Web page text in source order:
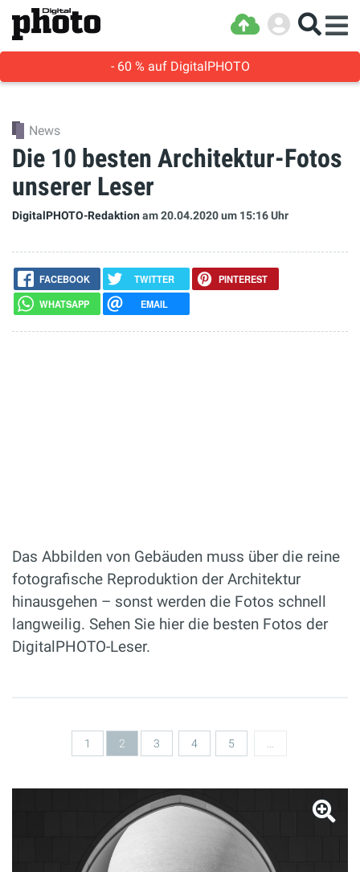
- 60 % auf DigitalPHOTO
News
Die 10 besten Architektur-Fotos
unserer Leser
DigitalPHOTO-Redaktionam 20.04.2020um 15:16 Uhr
FACEBOOK TWITTER
PINTEREST
WHATSAPP
EMAIL
Das Abbilden von Gebäuden muss über die reine
fotografische Reproduktion der Architektur
hinausgehen – sonst werden die Fotos schnell
langweilig. Sehen Sie hier die besten Fotos der
DigitalPHOTO-Leser.
1 2 3 4 5